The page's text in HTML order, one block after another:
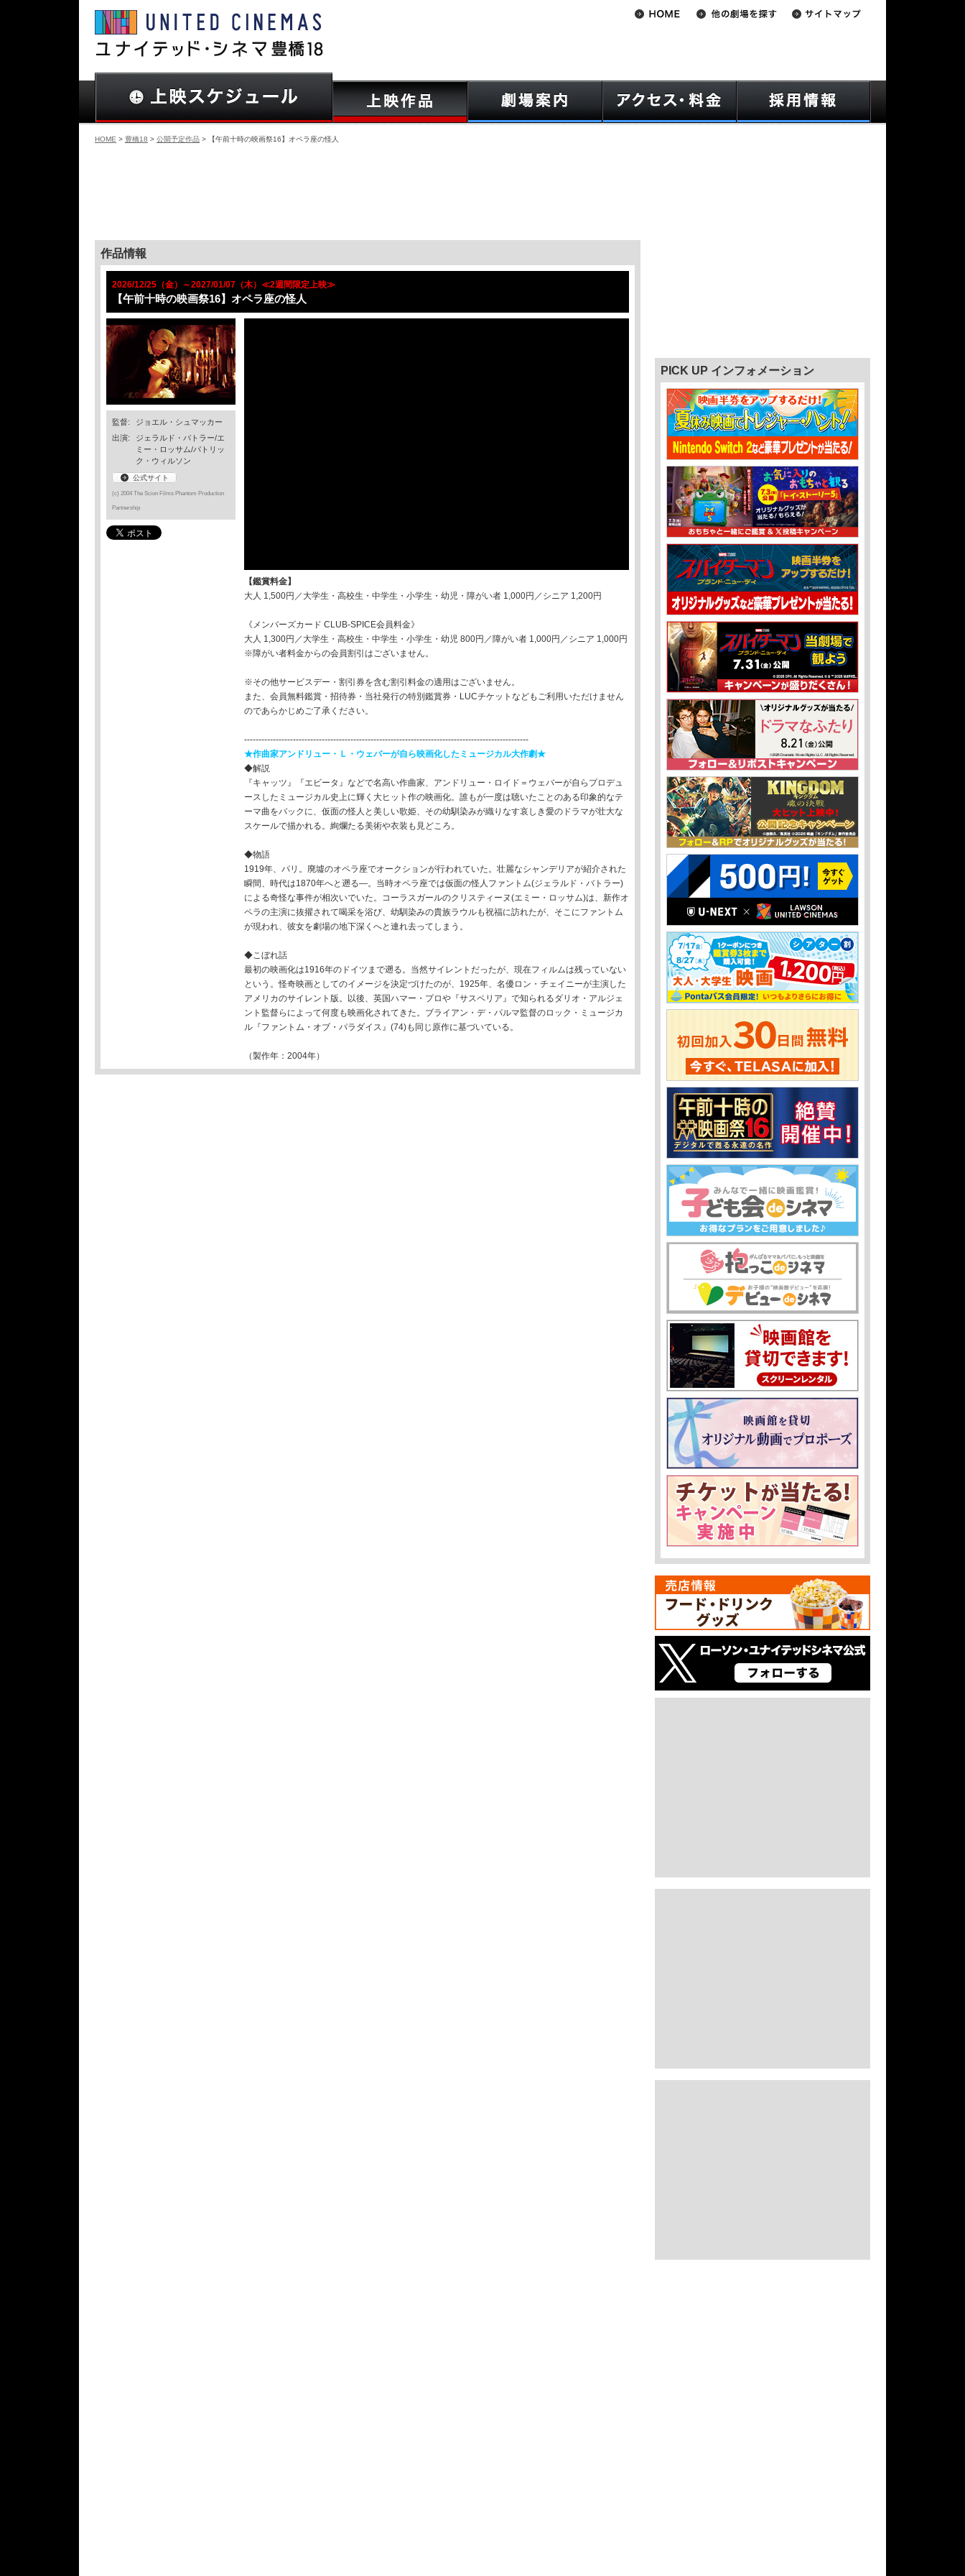
HOME > 豊橋18 > 公開予定作品 > 【午前十時の映画祭16】オペラ座の怪人
作品情報
2026/12/25（金）～2027/01/07（木）≪2週間限定上映≫
【午前十時の映画祭16】オペラ座の怪人
監督:
ジョエル・シュマッカー
出演:
ジェラルド・バトラー/エ
ミー・ロッサム/パトリッ
ク・ウィルソン
公式サイト
(c) 2004 The Scion Films Phantom Production
Partnership
【鑑賞料金】
大人 1,500円／大学生・高校生・中学生・小学生・幼児・障がい者 1,000円／シニア 1,200円
《メンバーズカード CLUB-SPICE会員料金》
大人 1,300円／大学生・高校生・中学生・小学生・幼児 800円／障がい者 1,000円／シニア 1,000円
※障がい者料金からの会員割引はございません。
※その他サービスデー・割引券を含む割引料金の適用はございません。
また、会員無料鑑賞・招待券・当社発行の特別鑑賞券・LUCチケットなどもご利用いただけません
のであらかじめご了承ください。
---------------------------------------------------------------------------------------------------
★作曲家アンドリュー・Ｌ・ウェバーが自ら映画化したミュージカル大作劇★
◆解説
『キャッツ』『エビータ』などで名高い作曲家、アンドリュー・ロイド＝ウェバーが自らプロデュ
ースしたミュージカル史上に輝く大ヒット作の映画化。誰もが一度は聴いたことのある印象的なテ
ーマ曲をバックに、仮面の怪人と美しい歌姫、その幼馴染みが織りなす哀しき愛のドラマが壮大な
スケールで描かれる。絢爛たる美術や衣装も見どころ。
◆物語
1919年、パリ。廃墟のオペラ座でオークションが行われていた。壮麗なシャンデリアが紹介された
瞬間、時代は1870年へと遡る―。当時オペラ座では仮面の怪人ファントム(ジェラルド・バトラー)
による奇怪な事件が相次いでいた。コーラスガールのクリスティーヌ(エミー・ロッサム)は、新作オ
ペラの主演に抜擢されて喝采を浴び、幼馴染みの貴族ラウルも祝福に訪れたが、そこにファントム
が現われ、彼女を劇場の地下深くへと連れ去ってしまう。
◆こぼれ話
最初の映画化は1916年のドイツまで遡る。当然サイレントだったが、現在フィルムは残っていない
という。怪奇映画としてのイメージを決定づけたのが、1925年、名優ロン・チェイニーが主演した
アメリカのサイレント版。以後、英国ハマー・プロや『サスペリア』で知られるダリオ・アルジェ
ント監督らによって何度も映画化されてきた。ブライアン・デ・パルマ監督のロック・ミュージカ
ル『ファントム・オブ・パラダイス』(74)も同じ原作に基づいている。
（製作年：2004年）
PICK UP インフォメーション